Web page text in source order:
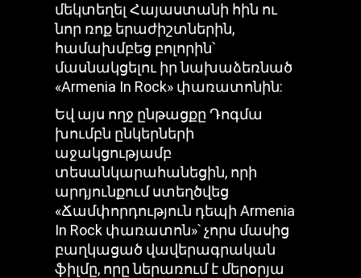
մեկտեղել Հայաստանի հին ու
նոր ռոք երաժիշտներին,
համախմբեց բոլորին՝
մասնակցելու իր նախաձեռնած
«Armenia In Rock» փառատոնին:
Եվ այս ողջ ընթացքը Դոգմա
խումբն ընկերների
աջակցությամբ
տեսանկարահանեցին, որի
արդյունքում ստեղծվեց
«Ճամփորդություն դեպի Armenia
In Rock փառատոն»՝ չորս մասից
բաղկացած վավերագրական
ֆիլմը, որը ներառում է մերօրյա